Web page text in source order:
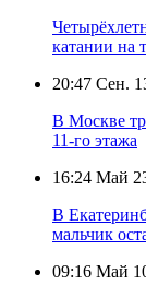
катании на
20:47 Сен.
В Москве
11-го этажа
16:24 Май
В
мальчик
09:16 Май